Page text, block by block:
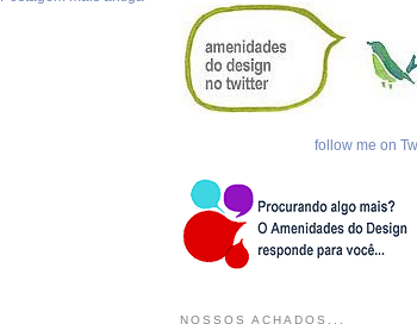
follow me on
NOSSOS ACHADOS...